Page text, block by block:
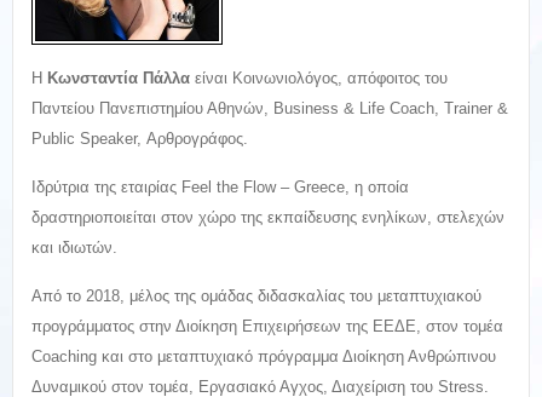
Η Κωνσταντία Πάλλα είναι Κοινωνιολόγος, απόφοιτος του
Παντείου Πανεπιστημίου Αθηνών, Business & Life Coach, Trainer &
Public Speaker, Αρθρογράφος.
Ιδρύτρια της εταιρίας Feel the Flow – Greece, η οποία
δραστηριοποιείται στον χώρο της εκπαίδευσης ενηλίκων, στελεχών
και ιδιωτών.
Από το 2018, μέλος της ομάδας διδασκαλίας του μεταπτυχιακού
προγράμματος στην Διοίκηση Επιχειρήσεων της ΕΕΔΕ, στον τομέα
Coaching και στο μεταπτυχιακό πρόγραμμα Διοίκηση Ανθρώπινου
Δυναμικού στον τομέα, Εργασιακό Αγχος, Διαχείριση του Stress.